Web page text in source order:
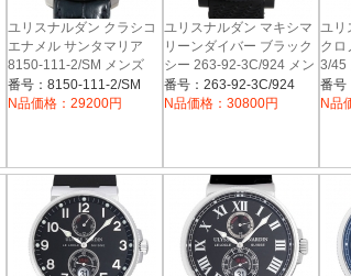
ユリスナルダン クラシコ
エナメル サンタマリア
8150-111-2/SM メンズ
番号：8150-111-2/SM
N品価格：29200円
ユリスナルダン マキシマ
リーンダイバー ブラック
シー 263-92-3C/924 メン
ズ
番号：263-92-3C/924
N品価格：30800円
ユリ
クロ
3/45
番号
N品